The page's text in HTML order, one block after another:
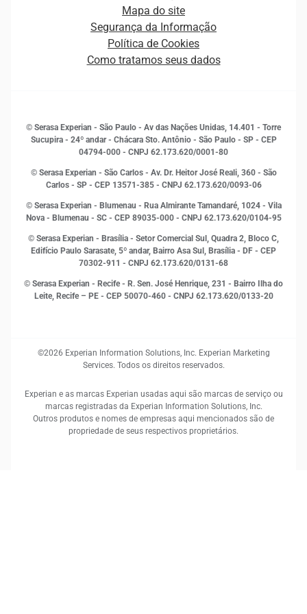
Curso Gratuito de Saúde Financeira
Empreendedorismo
Estudos e Pesquisas
Inovação e Tecnologia
Leis e impostos
Marketing
Open Finance
Proteção de Dados
Sustentabilidade Corporativa
Sala de Imprensa
Mapa do site
Segurança da Informação
Política de Cookies
Como tratamos seus dados
© Serasa Experian - São Paulo - Av das Nações Unidas, 14.401 - Torre
Sucupira - 24º andar - Chácara Sto. Antônio - São Paulo - SP - CEP
04794-000 - CNPJ 62.173.620/0001-80
© Serasa Experian - São Carlos - Av. Dr. Heitor José Reali, 360 - São
Carlos - SP - CEP 13571-385 - CNPJ 62.173.620/0093-06
© Serasa Experian - Blumenau - Rua Almirante Tamandaré, 1024 - Vila
Nova - Blumenau - SC - CEP 89035-000 - CNPJ 62.173.620/0104-95
© Serasa Experian - Brasília - Setor Comercial Sul, Quadra 2, Bloco C,
Edifício Paulo Sarasate, 5º andar, Bairro Asa Sul, Brasília - DF - CEP
70302-911 - CNPJ 62.173.620/0131-68
© Serasa Experian - Recife - R. Sen. José Henrique, 231 - Bairro Ilha do
Leite, Recife – PE - CEP 50070-460 - CNPJ 62.173.620/0133-20
©2026 Experian Information Solutions, Inc. Experian Marketing
Services. Todos os direitos reservados.
Experian e as marcas Experian usadas aqui são marcas de serviço ou
marcas registradas da Experian Information Solutions, Inc.
Outros produtos e nomes de empresas aqui mencionados são de
propriedade de seus respectivos proprietários.